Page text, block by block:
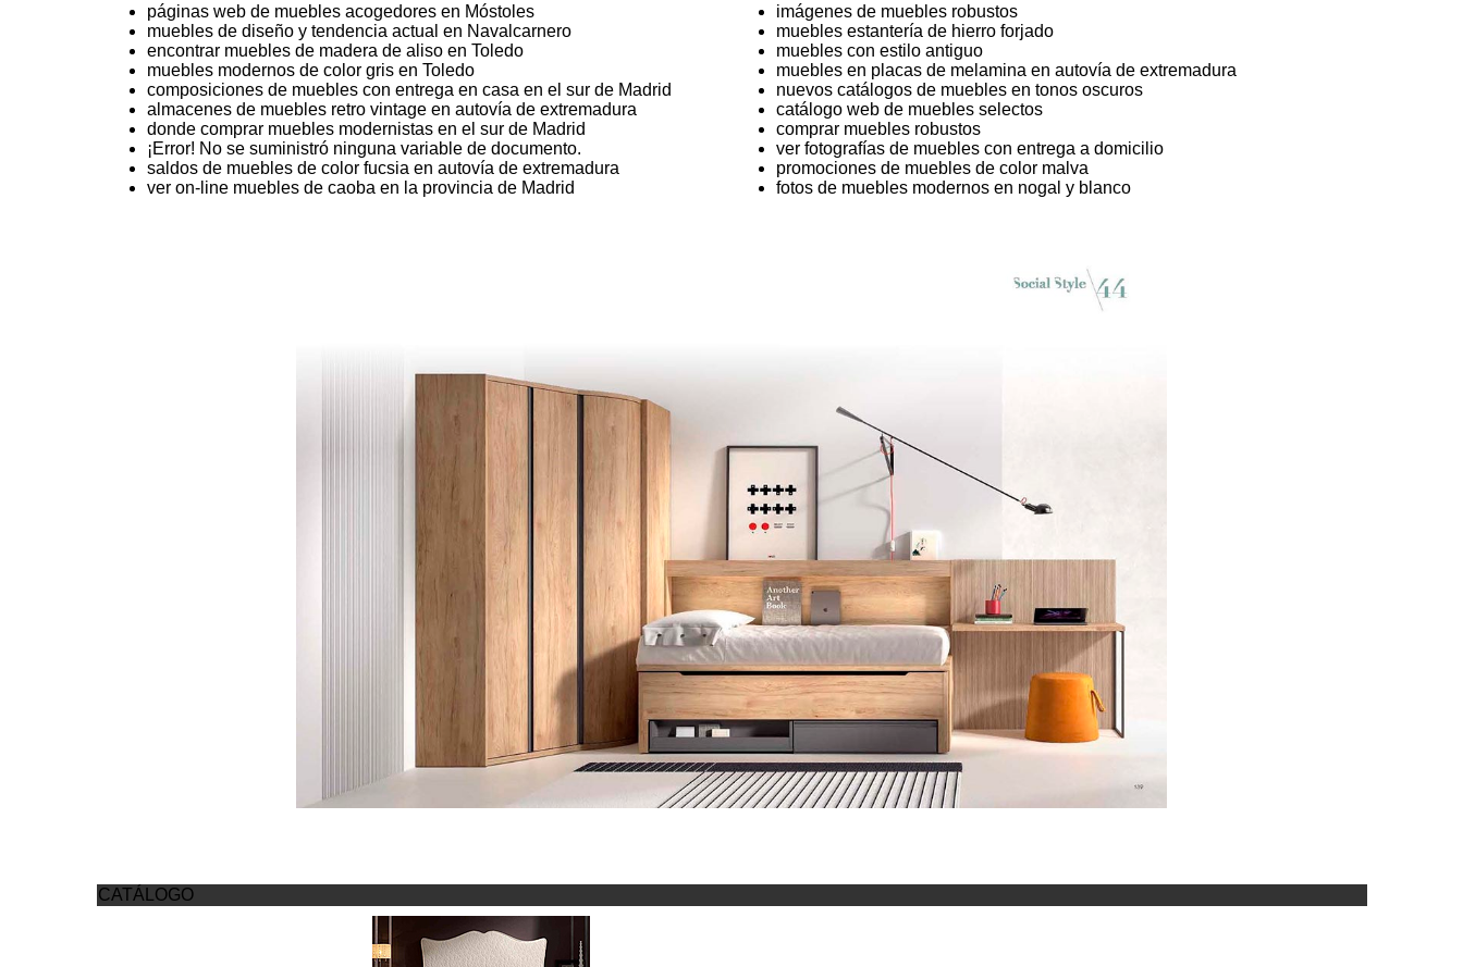
páginas web de muebles acogedores en Móstoles
muebles de diseño y tendencia actual en Navalcarnero
encontrar muebles de madera de aliso en Toledo
muebles modernos de color gris en Toledo
composiciones de muebles con entrega en casa en el sur de Madrid
almacenes de muebles retro vintage en autovía de extremadura
donde comprar muebles modernistas en el sur de Madrid
¡Error! No se suministró ninguna variable de documento.
saldos de muebles de color fucsia en autovía de extremadura
ver on-line muebles de caoba en la provincia de Madrid
imágenes de muebles robustos
muebles estantería de hierro forjado
muebles con estilo antiguo
muebles en placas de melamina en autovía de extremadura
nuevos catálogos de muebles en tonos oscuros
catálogo web de muebles selectos
comprar muebles robustos
ver fotografías de muebles con entrega a domicilio
promociones de muebles de color malva
fotos de muebles modernos en nogal y blanco
CATÁLOGO